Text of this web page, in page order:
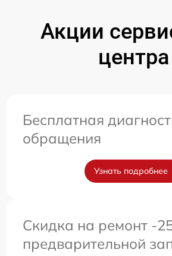
Акции
центра
Бесплатная
обращения
Узнать подробнее
Скидка на ремонт -
предварительной